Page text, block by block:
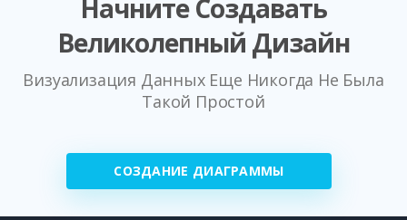
Начните Создавать
Великолепный Дизайн
Визуализация Данных Еще Никогда Не Была
Такой Простой
СОЗДАНИЕ ДИАГРАММЫ